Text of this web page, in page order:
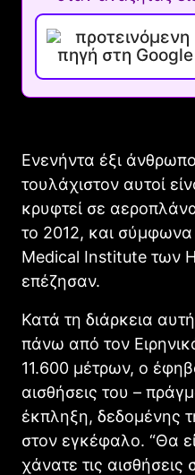
Ενενήντα έξι
τουλάχιστον αυτοί
κρυφτεί σε
το 2012, και
Medical Institute των
επέζησαν.
Κατά τη διάρκεια
πάνω από τον
11.600 μέτρων, ο
αισθήσεις του –
έκπληξη, δεδομένης
στον εγκέφαλο. “Θα
χάνατε τις